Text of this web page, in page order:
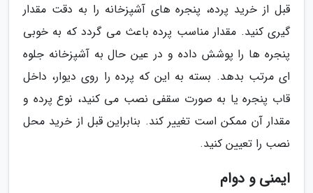
قبل از خرید پرده، پنجره های آشپزخانه را به دقت مقدار
گیری کنید. مقدار مناسب پرده باعث می گردد که به خوبی
پنجره ها را پوشش داده و در عین حال به آشپزخانه جلوه
ای مرتب بدهد. بسته به این که پرده را روی دیوار، داخل
قاب پنجره یا به صورت سقفی نصب می کنید، نوع پرده و
مقدار آن ممکن است تغییر کند. بنابراین قبل از خرید محل
نصب را تعیین کنید.
ایمنی و دوام